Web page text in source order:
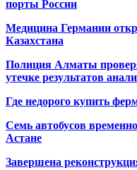
порты России
Медицина Германии
Казахстана
Полиция Алматы
утечке результатов
Где недорого купить
Семь автобусов
Астане
Завершена